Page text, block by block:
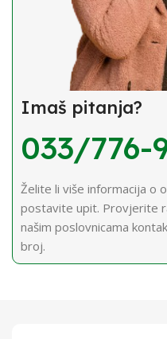
Imaš pitanja?
033/776-
Želite li više informacija o
postavite upit. Provjerite
našim poslovnicama
broj.